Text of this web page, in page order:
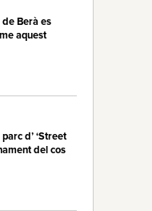
de Berà es
aquest
d’ ‘Street
del cos